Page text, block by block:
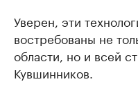
Уверен, эти
востребованы не
области, но и всей
Кувшинников.